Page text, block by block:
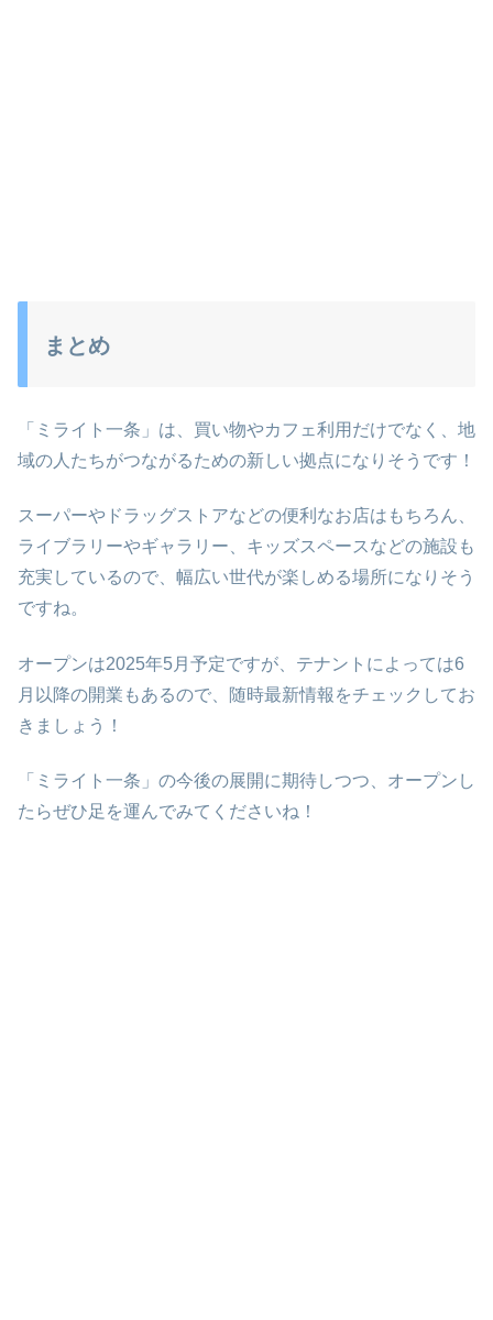
まとめ
「ミライト一条」は、買い物やカフェ利用だけでなく、地
域の人たちがつながるための新しい拠点になりそうです！
スーパーやドラッグストアなどの便利なお店はもちろん、
ライブラリーやギャラリー、キッズスペースなどの施設も
充実しているので、幅広い世代が楽しめる場所になりそう
ですね。
オープンは2025年5月予定ですが、テナントによっては6
月以降の開業もあるので、随時最新情報をチェックしてお
きましょう！
「ミライト一条」の今後の展開に期待しつつ、オープンし
たらぜひ足を運んでみてくださいね！